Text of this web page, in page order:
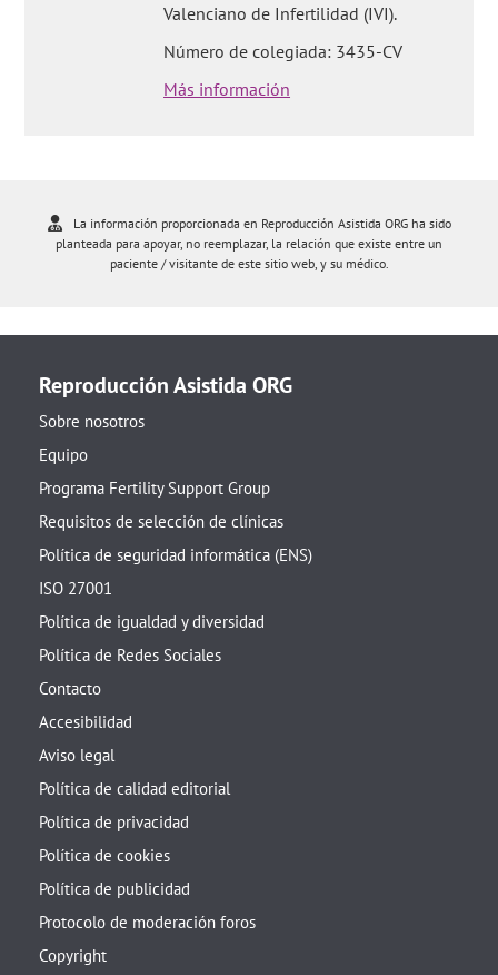
Valenciano de Infertilidad (IVI).
Número de colegiada: 3435-CV
Más información
La información proporcionada en Reproducción Asistida ORG ha sido
planteada para apoyar, no reemplazar, la relación que existe entre un
paciente / visitante de este sitio web, y su médico.
Reproducción Asistida ORG
Sobre nosotros
Equipo
Programa Fertility Support Group
Requisitos de selección de clínicas
Política de seguridad informática (ENS)
ISO 27001
Política de igualdad y diversidad
Política de Redes Sociales
Contacto
Accesibilidad
Aviso legal
Política de calidad editorial
Política de privacidad
Política de cookies
Política de publicidad
Protocolo de moderación foros
Copyright